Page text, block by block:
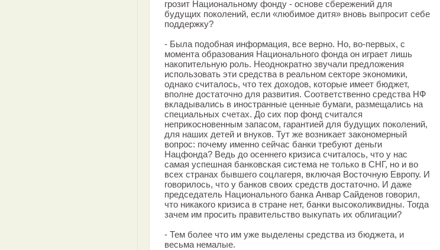
грозит Национальному фонду - основе сбережений для
будущих поколений, если «любимое дитя» вновь выпросит себе
поддержку?
- Была подобная информация, все верно. Но, во-первых, с
момента образования Национального фонда он играет лишь
накопительную роль. Неоднократно звучали предложения
использовать эти средства в реальном секторе экономики,
однако считалось, что тех доходов, которые имеет бюджет,
вполне достаточно для развития. Соответственно средства НФ
вкладывались в иностранные ценные бумаги, размещались на
специальных счетах. До сих пор фонд считался
неприкосновенным запасом, гарантией для будущих поколений,
для наших детей и внуков. Тут же возникает закономерный
вопрос: почему именно сейчас банки требуют деньги
Нацфонда? Ведь до осеннего кризиса считалось, что у нас
самая успешная банковская система не только в СНГ, но и во
всех странах бывшего соцлагеря, включая Восточную Европу. И
говорилось, что у банков своих средств достаточно. И даже
председатель Национального банка Анвар Сайденов говорил,
что никакого кризиса в стране нет, банки высоколиквидны. Тогда
зачем им просить правительство выкупать их облигации?
- Тем более что им уже выделены средства из бюджета, и
весьма немалые.